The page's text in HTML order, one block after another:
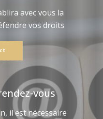
avec vous la
vos droits
vous
il est nécessaire